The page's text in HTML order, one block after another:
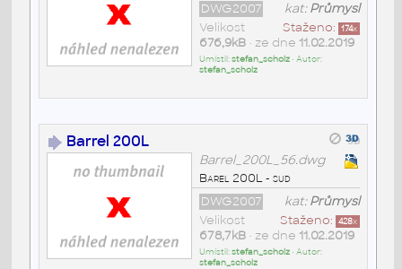
kat:Průmysl
DWG2007
Staženo: 174x
Velikost
676,9kB• ze dne 11.02.2019
Umístil:stefan_scholz• Autor:
stefan_scholz
Barrel 200L
Barrel_200L_56.dwg
Barel 200L - sud
kat:Průmysl
DWG2007
Staženo: 428x
Velikost
678,7kB• ze dne 11.02.2019
Umístil:stefan_scholz• Autor:
stefan_scholz